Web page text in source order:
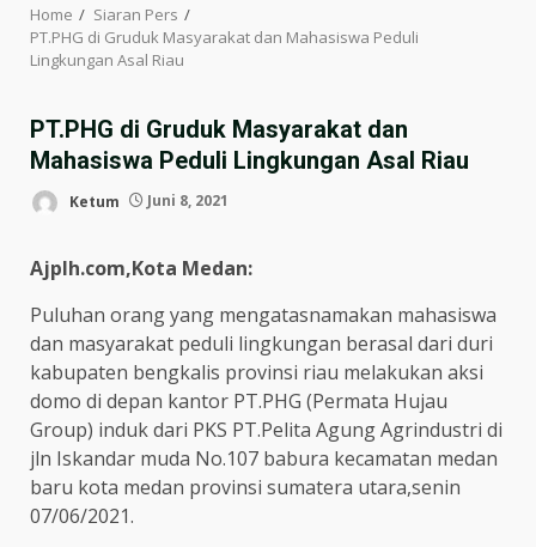
Home
Siaran Pers
PT.PHG di Gruduk Masyarakat dan Mahasiswa Peduli
Lingkungan Asal Riau
PT.PHG di Gruduk Masyarakat dan
Mahasiswa Peduli Lingkungan Asal Riau
Ketum Juni 8, 2021
Ajplh.com,Kota Medan:
Puluhan orang yang mengatasnamakan mahasiswa
dan masyarakat peduli lingkungan berasal dari duri
kabupaten bengkalis provinsi riau melakukan aksi
domo di depan kantor PT.PHG (Permata Hujau
Group) induk dari PKS PT.Pelita Agung Agrindustri di
jln Iskandar muda No.107 babura kecamatan medan
baru kota medan provinsi sumatera utara,senin
07/06/2021.